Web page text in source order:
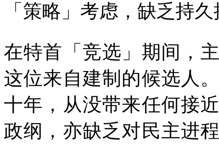
「策略」考虑，缺乏持
在特首「竞选」期间，
这位来自建制的候选人
十年，从没带来任何接
政纲，亦缺乏对民主进